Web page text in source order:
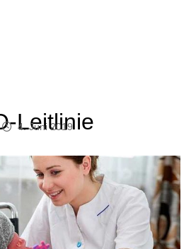
Leitlinie
4. Juni 2019